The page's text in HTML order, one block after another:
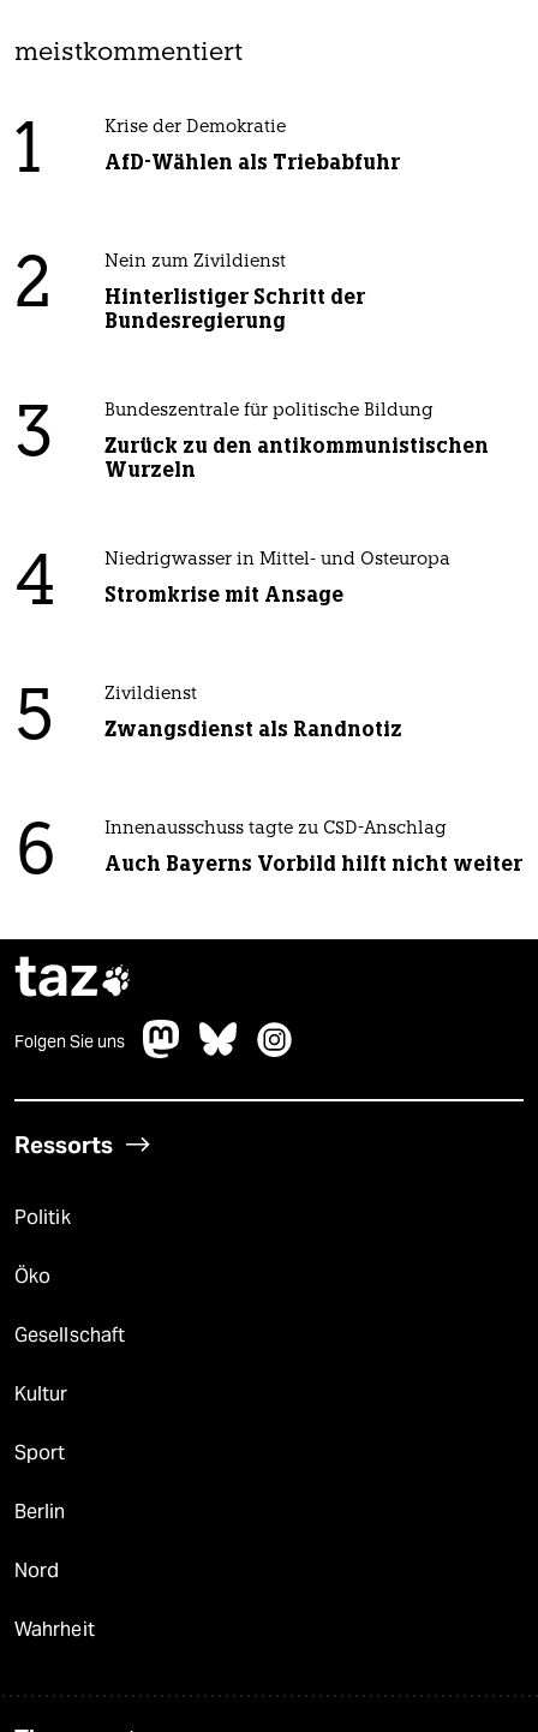
meistkommentiert
1 Krise der Demokratie
AfD-Wählen als Triebabfuhr
2 Nein zum Zivildienst
Hinterlistiger Schritt der
Bundesregierung
3 Bundeszentrale für politische Bildung
Zurück zu den antikommunistischen
Wurzeln
4 Niedrigwasser in Mittel- und Osteuropa
Stromkrise mit Ansage
5 Zivildienst
Zwangsdienst als Randnotiz
6 Innenausschuss tagte zu CSD-Anschlag
Auch Bayerns Vorbild hilft nicht weiter
taz
Folgen Sie uns
Ressorts
Politik
Öko
Gesellschaft
Kultur
Sport
Berlin
Nord
Wahrheit